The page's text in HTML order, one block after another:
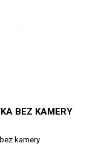
BEZ KAMERY
kamery